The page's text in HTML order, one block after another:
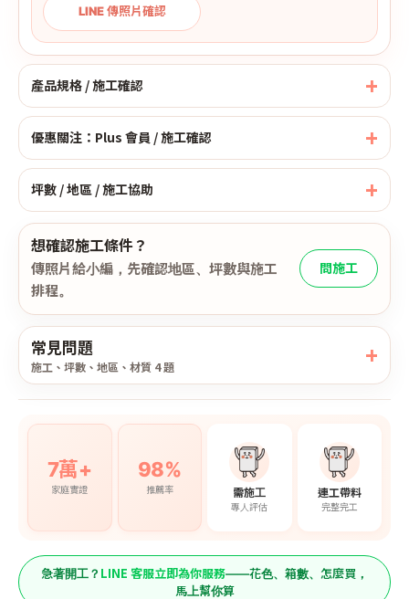
LINE 傳照片確認
產品規格 / 施工確認
優惠關注：Plus 會員 / 施工確認
坪數 / 地區 / 施工協助
想確認施工條件？
傳照片給小編，先確認地區、坪數與施工
排程。
問施工
常見問題
施工、坪數、地區、材質 4 題
7萬+
家庭實證
98%
推薦率 需施工
專人評估
連工帶料
完整完工
急著開工？ LINE 客服立即為你服務——花色、箱數、怎麼買，
馬上幫你算